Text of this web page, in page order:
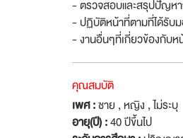
- ตรวจสอบและสรุปปัญหา
- ปฏิบัติหน้าที่ตามที่ได้รับ
- งานอื่นๆที่เกี่ยวข้องกับ
คุณสมบัติ
เพศ :ชาย , หญิง , ไม่ระบุ
อายุ(ปี) :40 ปีขึ้นไป